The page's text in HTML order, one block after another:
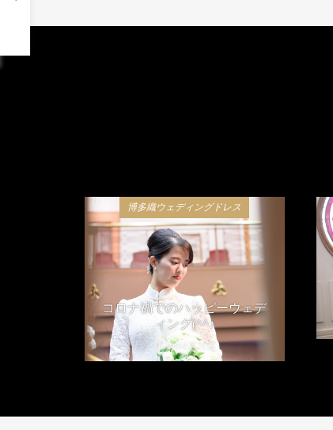
博多織ウェディングドレス
コロナ禍でのハッピーウェデ
ィング(^^♪
2021年4月24日